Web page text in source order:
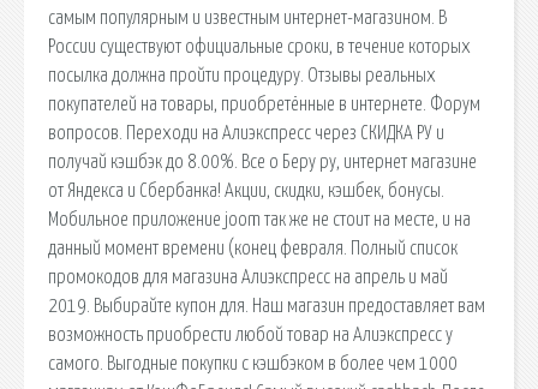
самым популярным и известным интернет-магазином. В
России существуют официальные сроки, в течение которых
посылка должна пройти процедуру. Отзывы реальных
покупателей на товары, приобретённые в интернете. Форум
вопросов. Переходи на Алиэкспресс через СКИДКА РУ и
получай кэшбэк до 8.00%. Все о Беру ру, интернет магазине
от Яндекса и Сбербанка! Акции, скидки, кэшбек, бонусы.
Мобильное приложение joom так же не стоит на месте, и на
данный момент времени (конец февраля. Полный список
промокодов для магазина Алиэкспресс на апрель и май
2019. Выбирайте купон для. Наш магазин предоставляет вам
возможность приобрести любой товар на Алиэкспресс у
самого. Выгодные покупки с кэшбэком в более чем 1000